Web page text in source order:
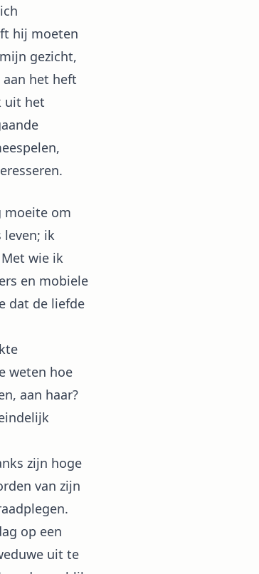
hij moeten
gezicht,
het heft
uit het
moeite om
leven; ik
wie ik
en mobiele
dat de liefde
weten hoe
aan haar?
zijn hoge
van zijn
op een
uit te